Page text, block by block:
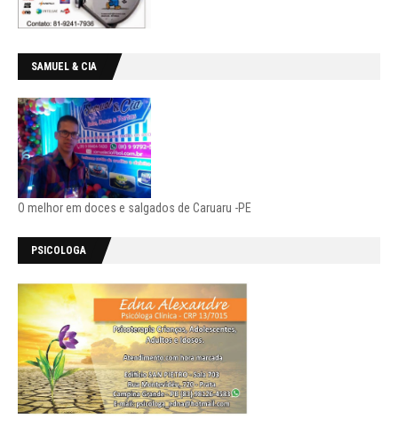
SAMUEL & CIA
O melhor em doces e salgados de Caruaru -PE
PSICOLOGA